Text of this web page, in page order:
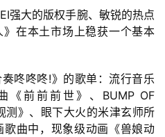
强大的版权手腕、敏锐的热点
在本土市场上稳获一个基本
咚咚咚!》的歌单：流行音乐
《前前前世》、BUMP OF
测》、眼下大火的米津玄师所
歌曲中，现象级动画《兽娘动